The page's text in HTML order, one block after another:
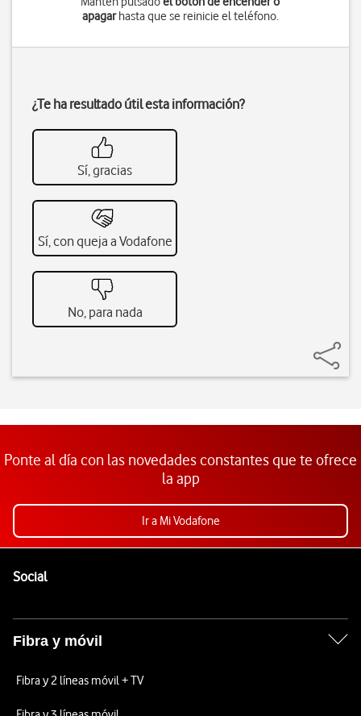
apagarhasta que se reinicie el teléfono.
¿Te ha resultado útil esta información?
Sí, gracias
Sí, con queja a Vodafone
No, para nada
Ponte al día con las novedades constantes que te ofrece
la app
Ir a Mi Vodafone
SocialEnlaces a las redes sociales de Vodafone
Fibra y móvil
Fibra y 2 líneas móvil + TV